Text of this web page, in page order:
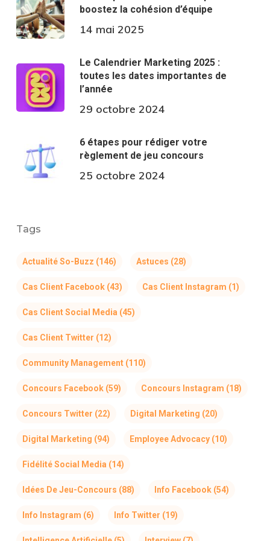
boostez la cohésion d’équipe
14 mai 2025
Le Calendrier Marketing 2025 :
toutes les dates importantes de
l’année
29 octobre 2024
6 étapes pour rédiger votre
règlement de jeu concours
25 octobre 2024
Tags
Actualité So-Buzz (146) Astuces (28)
Cas Client Facebook(43) Cas Client Instagram (1)
Cas Client Social Media (45)
Cas Client Twitter (12)
Community Management(110)
Concours Facebook(59) Concours Instagram (18)
Concours Twitter (22) Digital Marketing (20)
Digital Marketing (94) Employee Advocacy(10)
Fidélité Social Media (14)
Idées De Jeu-Concours (88) Info Facebook(54)
Info Instagram (6) Info Twitter (19)